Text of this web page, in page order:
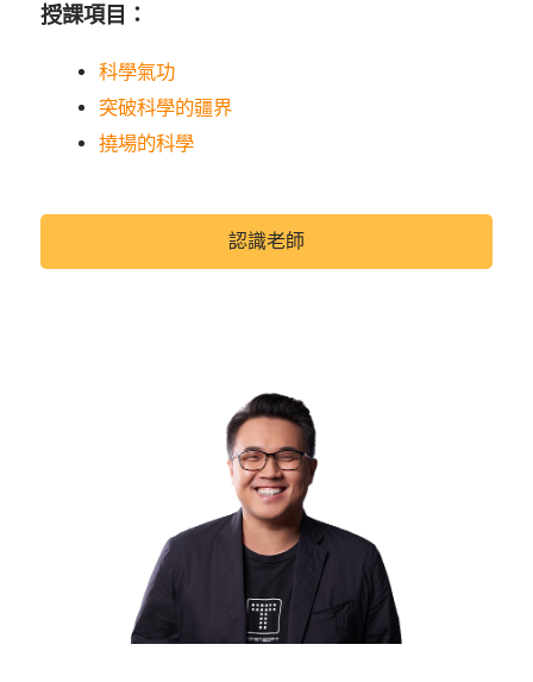
授課項目：
科學氣功
突破科學的疆界
撓場的科學
認識老師